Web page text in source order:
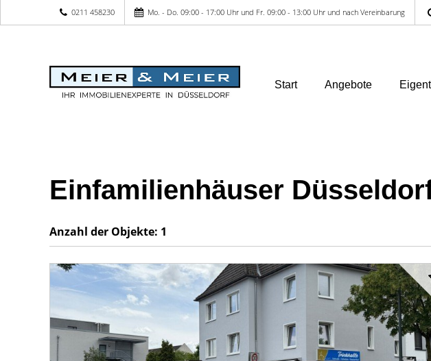
0211 458230 Mo. - Do. 09:00 - 17:00 Uhr und Fr. 09:00 - 13:00 Uhr und nach Vereinbarung
Start Angebote
Einfamilienhäuser
Anzahl der Objekte: 1